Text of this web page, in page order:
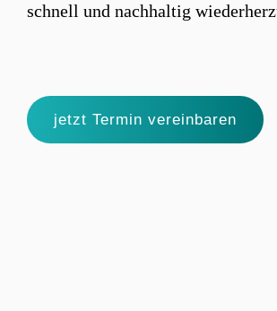
schnell und nachhaltig
jetzt Termin vereinbaren